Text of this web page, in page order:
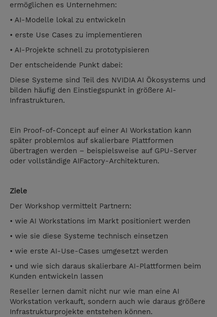
ermöglichen es Unternehmen:
• AI-Modelle lokal zu entwickeln
• erste Use Cases zu implementieren
• AI-Projekte schnell zu prototypisieren
Der entscheidende Punkt dabei:
Diese Systeme sind Teil des NVIDIA AI Ökosystems und
bilden häufig den Einstiegspunkt in größere AI-
Infrastrukturen.
Ein Proof-of-Concept auf einer AI Workstation kann
später problemlos auf skalierbare Plattformen
übertragen werden – beispielsweise auf GPU-Server
oder vollständige AIFactory-Architekturen.
Ziele
Der Workshop vermittelt Partnern:
• wie AI Workstations im Markt positioniert werden
• wie sie diese Systeme technisch einsetzen
• wie erste AI-Use-Cases umgesetzt werden
• und wie sich daraus skalierbare AI-Plattformen beim
Kunden entwickeln lassen
Reseller lernen damit nicht nur wie man eine AI
Workstation verkauft, sondern auch wie daraus größere
Infrastrukturprojekte entstehen können.